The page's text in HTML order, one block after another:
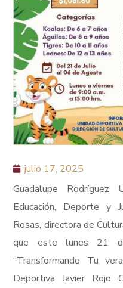
julio 17, 2025
Guadalupe Rodríguez
Educación, Deporte y
Rosas, directora de
que este lunes 21
“Transformando Tu
Deportiva Javier Rojo